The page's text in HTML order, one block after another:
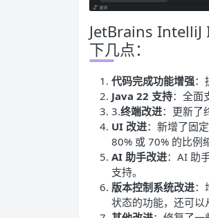
JetBrains
下几点：
代码完成功能增强：
Java 22 支持：全面
3.终端改进：更新了
UI 改进：新增了固
80% 或 70% 的比例
AI 助手改进：AI 助
支持。
版本控制系统改进：
状态的功能，还可以